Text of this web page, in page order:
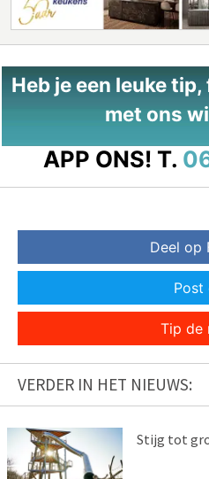
Heb je een leuke
met ons
APP ONS! T.
Deel op
Post
Tip de
VERDER IN HET NIEUWS:
Stijg tot